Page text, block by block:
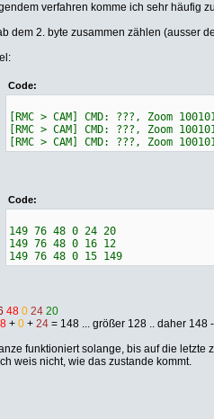
verfahren komme ich sehr häufig
dem 2. byte zusammen zählen (ausser
Code:
[RMC > CAM] CMD: ???, Zoom
[RMC > CAM] CMD: ???, Zoom
[RMC > CAM] CMD: ???, Zoom
Code:
149 76 48 0 24 20
149 76 48 0 16 12
149 76 48 0 15 149
48 0 24 20
+ 0 + 24 = 148 ... größer 128 .. daher 148
funktioniert solange, bis auf die letzte
weis nicht, wie das zustande kommt.